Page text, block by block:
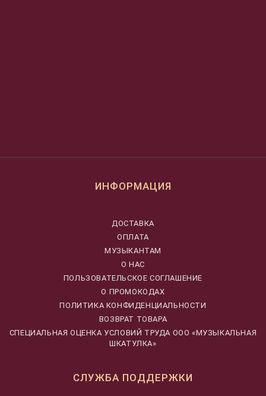
ИНФОРМАЦИЯ
ДОСТАВКА
ОПЛАТА
МУЗЫКАНТАМ
О НАС
ПОЛЬЗОВАТЕЛЬСКОЕ СОГЛАШЕНИЕ
О ПРОМОКОДАХ
ПОЛИТИКА КОНФИДЕНЦИАЛЬНОСТИ
ВОЗВРАТ ТОВАРА
CПЕЦИАЛЬНАЯ ОЦЕНКА УСЛОВИЙ ТРУДА ООО «МУЗЫКАЛЬНАЯ
ШКАТУЛКА»
СЛУЖБА ПОДДЕРЖКИ